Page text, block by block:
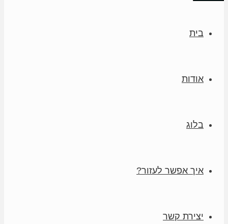
בית
אודות
בלוג
איך אפשר לעזור?
יצירת קשר